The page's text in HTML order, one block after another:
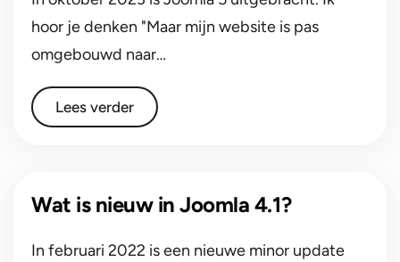
hoor je denken "Maar mijn website is pas
omgebouwd naar…
Lees verder
Wat is nieuw in Joomla 4.1?
In februari 2022 is een nieuwe minor update